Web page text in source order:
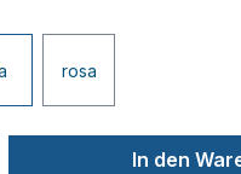
rosa
Gib denIn den